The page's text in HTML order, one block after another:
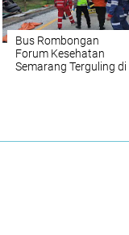
Bus Rombongan
Forum Kesehatan
Semarang Terguling di